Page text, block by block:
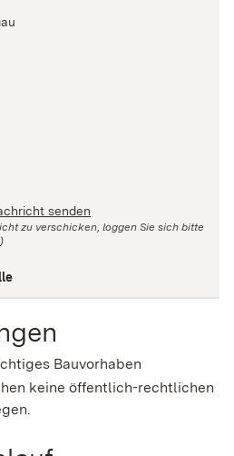
senden
zu verschicken, loggen Sie sich bitte
Bauvorhaben
keine öffentlich-rechtlichen